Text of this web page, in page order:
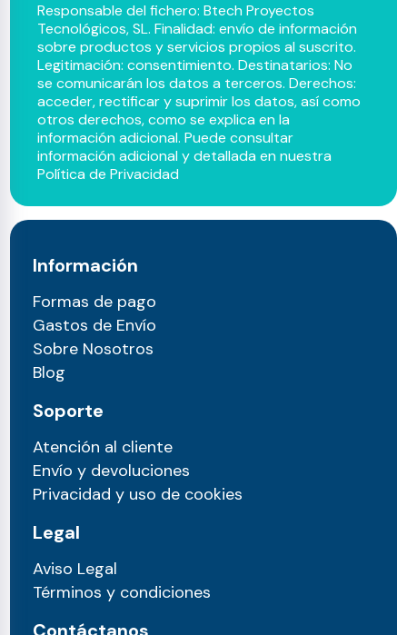
Responsable del fichero: Btech Proyectos
Tecnológicos, SL. Finalidad: envío de información
sobre productos y servicios propios al suscrito.
Legitimación: consentimiento. Destinatarios: No
se comunicarán los datos a terceros. Derechos:
acceder, rectificar y suprimir los datos, así como
otros derechos, como se explica en la
información adicional. Puede consultar
información adicional y detallada en nuestra
Política de Privacidad
Información
Formas de pago
Gastos de Envío
Sobre Nosotros
Blog
Soporte
Atención al cliente
Envío y devoluciones
Privacidad y uso de cookies
Legal
Aviso Legal
Términos y condiciones